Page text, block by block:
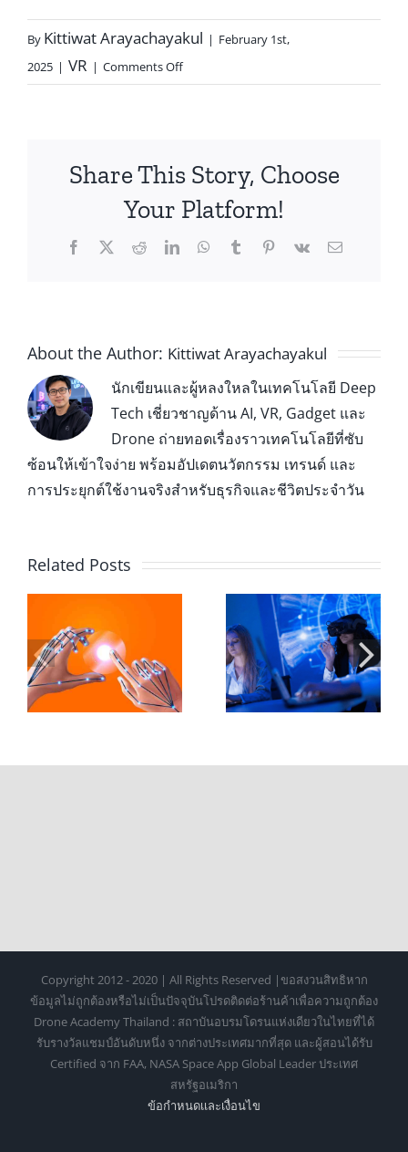
By Kittiwat Arayachayakul | February 1st,
2025 | VR | Comments Off
Share This Story, Choose
Your Platform!
About the Author: Kittiwat Arayachayakul
นักเขียนและผู้หลงใหลในเทคโนโลยี Deep
Tech เชี่ยวชาญด้าน AI, VR, Gadget และ
Drone ถ่ายทอดเรื่องราวเทคโนโลยีที่ซับ
ซ้อนให้เข้าใจง่าย พร้อมอัปเดตนวัตกรรม เทรนด์ และ
การประยุกต์ใช้งานจริงสำหรับธุรกิจและชีวิตประจำวัน
Related Posts
มหาวิทยาลัย:
บทบาทของ Hand
Tracking ในการ
Controller 2 กับ
การออกแบบ
Hand Tracking
มืออาชีพ
Copyright 2012 - 2020 | All Rights Reserved |ขอสงวนสิทธิหาก
ข้อมูลไม่ถูกต้องหรือไม่เป็นปัจจุบันโปรดติดต่อร้านค้าเพื่อความถูกต้อง
Drone Academy Thailand : สถาบันอบรมโดรนแห่งเดียวในไทยที่ได้
รับรางวัลแชมป์อันดับหนึ่ง จากต่างประเทศมากที่สุด และผู้สอนได้รับ
Certified จาก FAA, NASA Space App Global Leader ประเทศ
สหรัฐอเมริกา
ข้อกำหนดเเละเงื่อนไข